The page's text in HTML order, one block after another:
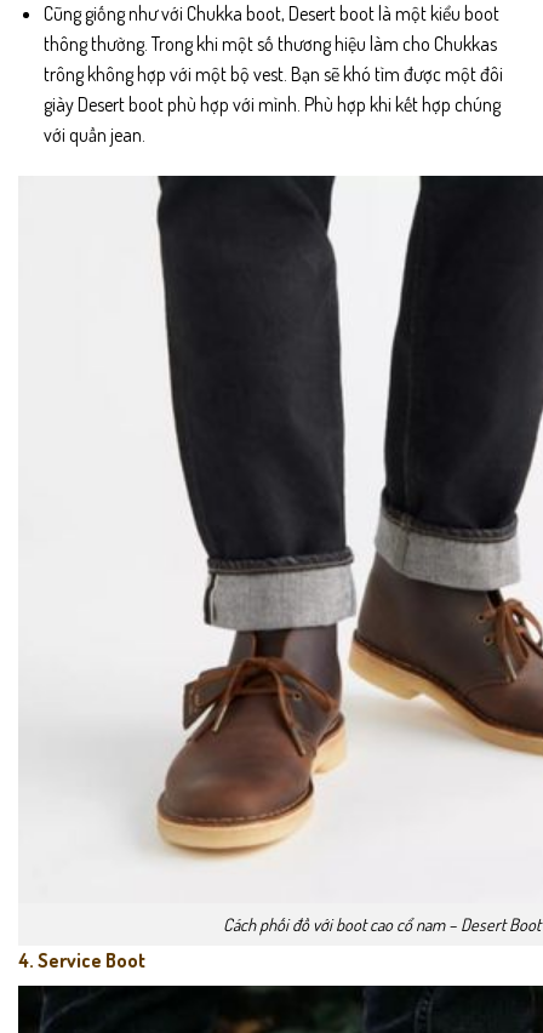
Cũng giống như với Chukka boot, Desert boot là một kiểu boot
thông thường. Trong khi một số thương hiệu làm cho Chukkas
trông không hợp với một bộ vest. Bạn sẽ khó tìm được một đôi
giày Desert boot phù hợp với mình. Phù hợp khi kết hợp chúng
với quần jean.
Cách phối đồ với boot cao cổ nam – Desert Boot
4. Service Boot